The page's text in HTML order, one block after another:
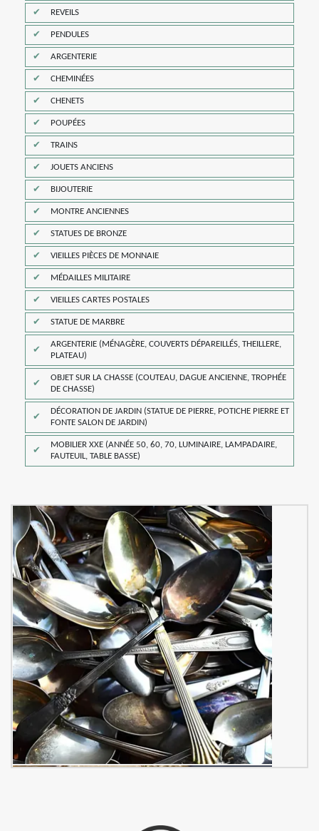
REVEILS
PENDULES
ARGENTERIE
CHEMINÉES
CHENETS
POUPÉES
TRAINS
JOUETS ANCIENS
BIJOUTERIE
MONTRE ANCIENNES
STATUES DE BRONZE
VIEILLES PIÈCES DE MONNAIE
MÉDAILLES MILITAIRE
VIEILLES CARTES POSTALES
STATUE DE MARBRE
ARGENTERIE (MÉNAGÈRE, COUVERTS DÉPAREILLÉS, THEILLERE,
PLATEAU)
OBJET SUR LA CHASSE (COUTEAU, DAGUE ANCIENNE, TROPHÉE
DE CHASSE)
DÉCORATION DE JARDIN (STATUE DE PIERRE, POTICHE PIERRE ET
FONTE SALON DE JARDIN)
MOBILIER XXE (ANNÉE 50, 60, 70, LUMINAIRE, LAMPADAIRE,
FAUTEUIL, TABLE BASSE)